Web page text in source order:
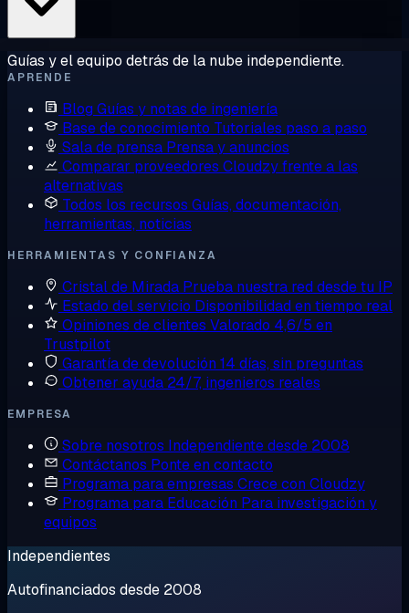
Guías y el equipo detrás de la nube independiente.
APRENDE
Blog Guías y notas de ingeniería
Base de conocimiento Tutoriales paso a paso
Sala de prensa Prensa y anuncios
Comparar proveedores Cloudzy frente a las
alternativas
Todos los recursos Guías, documentación,
herramientas, noticias
HERRAMIENTAS Y CONFIANZA
Cristal de Mirada Prueba nuestra red desde tu IP
Estado del servicio Disponibilidad en tiempo real
Opiniones de clientes Valorado 4,6/5 en
Trustpilot
Garantía de devolución 14 días, sin preguntas
Obtener ayuda 24/7, ingenieros reales
EMPRESA
Sobre nosotros Independiente desde 2008
Contáctanos Ponte en contacto
Programa para empresas Crece con Cloudzy
Programa para Educación Para investigación y
equipos
Independientes
Autofinanciados desde 2008